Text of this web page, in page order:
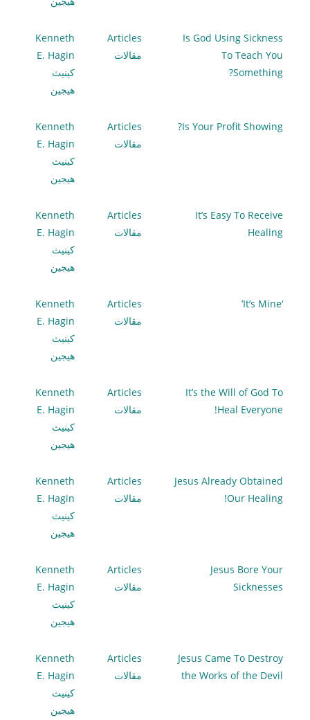
Is God Using Sickness
To Teach You
Something?
Articles
مقالات
Kenneth
E. Hagin
كينيث
هيجين
Is Your Profit Showing?
Articles
مقالات
Kenneth
E. Hagin
كينيث
هيجين
It’s Easy To Receive
Healing
Articles
مقالات
Kenneth
E. Hagin
كينيث
هيجين
‘It’s Mine’
Articles
مقالات
Kenneth
E. Hagin
كينيث
هيجين
It’s the Will of God To
Heal Everyone!
Articles
مقالات
Kenneth
E. Hagin
كينيث
هيجين
Jesus Already Obtained
Our Healing!
Articles
مقالات
Kenneth
E. Hagin
كينيث
هيجين
Jesus Bore Your
Sicknesses
Articles
مقالات
Kenneth
E. Hagin
كينيث
هيجين
Jesus Came To Destroy
the Works of the Devil
Articles
مقالات
Kenneth
E. Hagin
كينيث
هيجين